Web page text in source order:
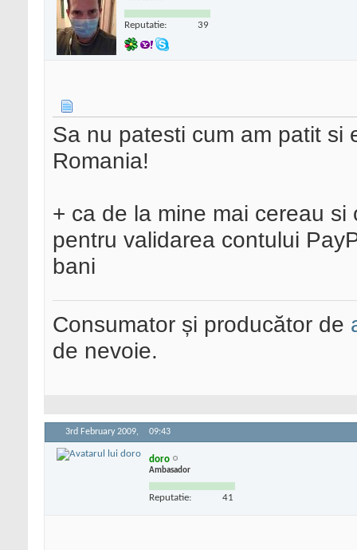
Reputatie: 39
Sa nu patesti cum am patit si
Romania!
+ ca de la mine mai cereau
pentru validarea contului
bani
Consumator și producător de
de nevoie.
3rd February 2009, 09:43
doro
Ambasador
Reputatie: 41